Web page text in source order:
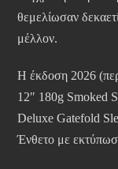
θεμελίωσαν
μέλλον.
Η έκδοση 2026
12″ 180g Smoked
Deluxe Gatefold
Ένθετο με